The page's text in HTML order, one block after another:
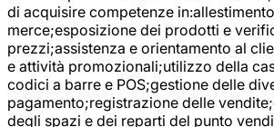
di acquisire competenze
merce;esposizione dei prodotti e
prezzi;assistenza e orientamento al
e attività promozionali;utilizzo della
codici a barre e POS;gestione delle
pagamento;registrazione delle
degli spazi e dei reparti del punto